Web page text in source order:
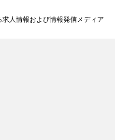
人情報および情報発信メディア